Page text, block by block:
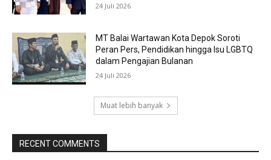
24 Juli 2026
MT Balai Wartawan Kota Depok Soroti
Peran Pers, Pendidikan hingga Isu LGBTQ
dalam Pengajian Bulanan
24 Juli 2026
Muat lebih banyak
RECENT COMMENTS